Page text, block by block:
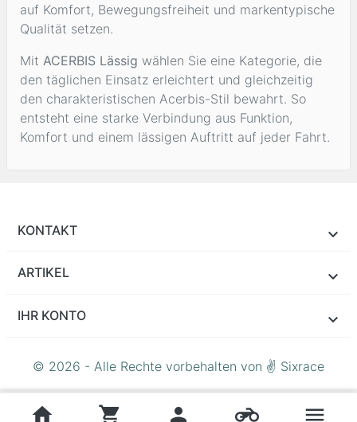
auf Komfort, Bewegungsfreiheit und markentypische
Qualität setzen.
Mit ACERBIS Lässig wählen Sie eine Kategorie, die
den täglichen Einsatz erleichtert und gleichzeitig
den charakteristischen Acerbis-Stil bewahrt. So
entsteht eine starke Verbindung aus Funktion,
Komfort und einem lässigen Auftritt auf jeder Fahrt.
KONTAKT
ARTIKEL
IHR KONTO
© 2026 - Alle Rechte vorbehalten von ✌ Sixrace
home shopping_cart person motorcycle menu